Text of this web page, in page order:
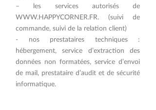
– les services autorisés de
WWW.HAPPYCORNER.FR. (suivi de
commande, suivi de la relation client)
- nos prestataires techniques :
hébergement, service d’extraction des
données non formatées, service d’envoi
de mail, prestataire d’audit et de sécurité
informatique.